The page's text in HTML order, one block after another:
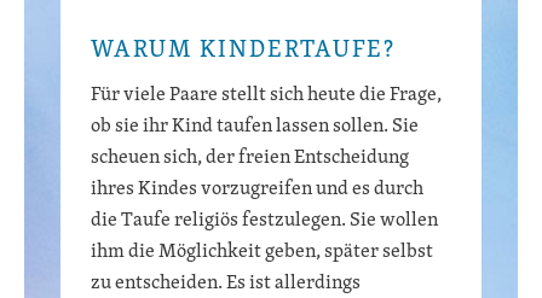
WARUM KINDERTAUFE?
Für viele Paare stellt sich heute die Frage,
ob sie ihr Kind taufen lassen sollen. Sie
scheuen sich, der freien Entscheidung
ihres Kindes vorzugreifen und es durch
die Taufe religiös festzulegen. Sie wollen
ihm die Möglichkeit geben, später selbst
zu entscheiden. Es ist allerdings